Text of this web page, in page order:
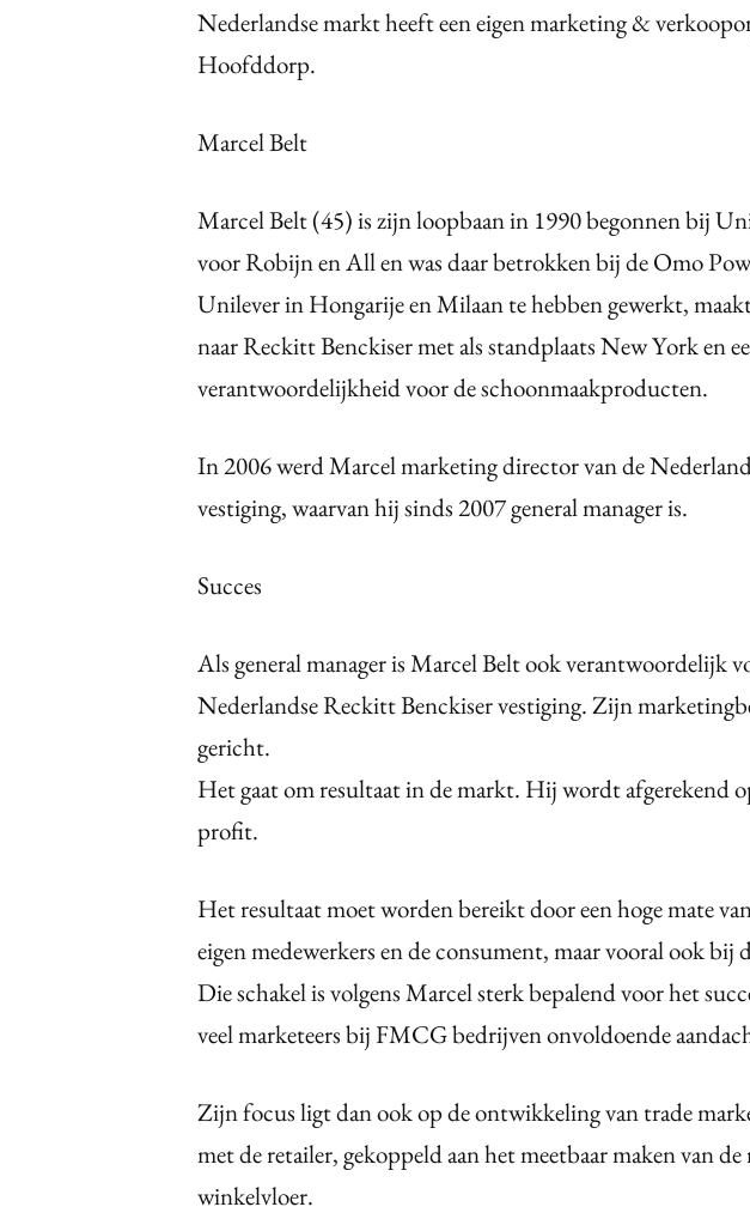
Nederlandse markt heeft een eigen marketing &
Hoofddorp.
Marcel Belt
Marcel Belt (45) is zijn loopbaan in 1990 begonnen bij
voor Robijn en All en was daar betrokken bij de Omo
Unilever in Hongarije en Milaan te hebben gewerkt,
naar Reckitt Benckiser met als standplaats New York en
verantwoordelijkheid voor de schoonmaakproducten.
In 2006 werd Marcel marketing director van de
vestiging, waarvan hij sinds 2007 general manager is.
Succes
Als general manager is Marcel Belt ook verantwoordelijk
Nederlandse Reckitt Benckiser vestiging. Zijn
gericht.
Het gaat om resultaat in de markt. Hij wordt afgerekend
profit.
Het resultaat moet worden bereikt door een hoge mate
eigen medewerkers en de consument, maar vooral ook bij
Die schakel is volgens Marcel sterk bepalend voor het
veel marketeers bij FMCG bedrijven onvoldoende
Zijn focus ligt dan ook op de ontwikkeling van trade
met de retailer, gekoppeld aan het meetbaar maken van
winkelvloer.